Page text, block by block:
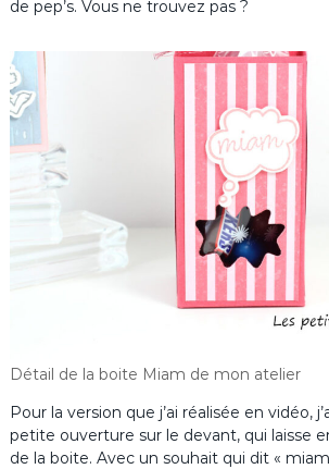
de pep’s. Vous ne trouvez pas ?
Détail de la boite Miam de mon atelier
Pour la version que j’ai réalisée en vidéo,
petite ouverture sur le devant, qui laisse
de la boite. Avec un souhait qui dit «